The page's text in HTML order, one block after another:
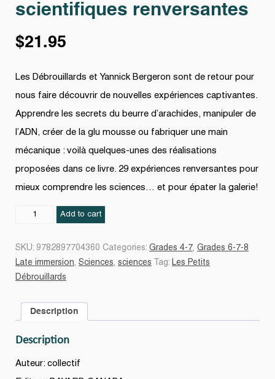
scientifiques renversantes
$21.95
Les Débrouillards et Yannick Bergeron sont de retour pour
nous faire découvrir de nouvelles expériences captivantes.
Apprendre les secrets du beurre d’arachides, manipuler de
l’ADN, créer de la glu mousse ou fabriquer une main
mécanique : voilà quelques-unes des réalisations
proposées dans ce livre. 29 expériences renversantes pour
mieux comprendre les sciences… et pour épater la galerie!
expériences
Add to cart
SKU: 9782897704360 Categories: Grades 4-7, Grades 6-7-8
Late immersion, Sciences, sciences Tag: Les Petits
Débrouillards
Description
Description
Auteur: collectif